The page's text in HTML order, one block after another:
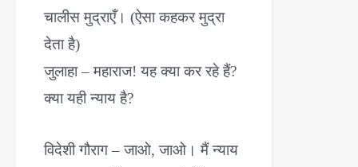
चालीस मुद्राएँ। (ऐसा कहकर मुद्रा
देता है)
जुलाहा – महाराज! यह क्या कर रहे हैं?
क्या यही न्याय है?
विदेशी गौराग – जाओ, जाओ। मैं न्याय